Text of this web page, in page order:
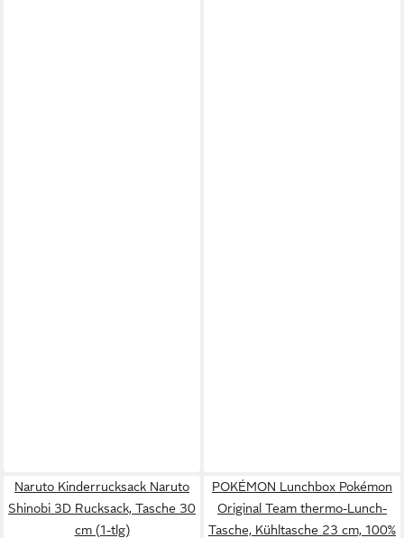
Naruto Kinderrucksack Naruto
Shinobi 3D Rucksack, Tasche 30
cm (1-tlg)
POKÉMON Lunchbox Pokémon
Original Team thermo-Lunch-
Tasche, Kühltasche 23 cm, 100%